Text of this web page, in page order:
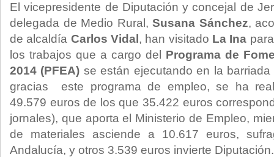
El vicepresidente de Diputación y concejal de
delegada de Medio Rural, Susana Sánchez,
de alcaldía Carlos Vidal , han visitado La Ina
los trabajos que a cargo del Programa de
2014 (PFEA) se están ejecutando en la
gracias este programa de empleo, se ha
49.579 euros de los que 35.422 euros
jornales), que aporta el Ministerio de Empleo,
de materiales asciende a 10.617 euros,
Andalucía, y otros 3.539 euros invierte Diputación.